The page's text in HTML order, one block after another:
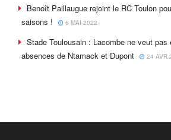
Benoît Paillaugue rejoint le RC Toulon
saisons !
6 MAI 2022
Stade Toulousain : Lacombe ne veut pas
absences de Ntamack et Dupont
24 AVR